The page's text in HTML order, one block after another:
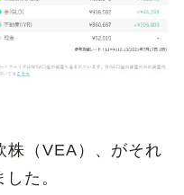
株（VEA）、がそれ
た。